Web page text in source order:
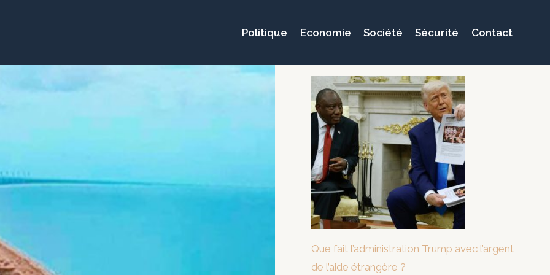
Politique Economie Société Sécurité Contact
Que fait l’administration Trump avec l’argent
de l’aide étrangère ?